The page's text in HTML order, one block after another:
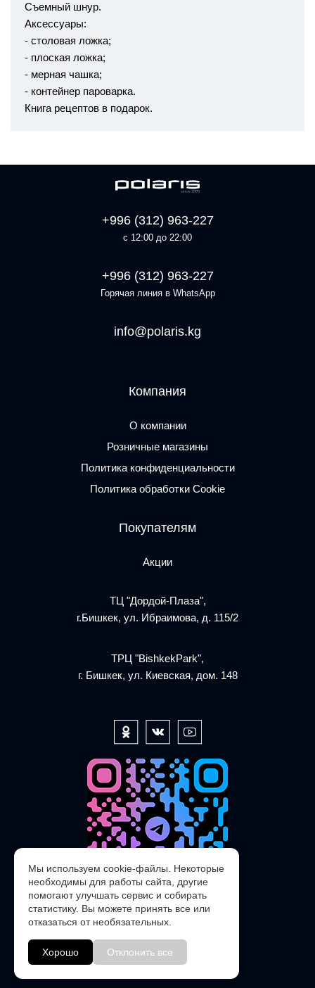
Съемный шнур.
Аксессуары:
- столовая ложка;
- плоская ложка;
- мерная чашка;
- контейнер пароварка.
Книга рецептов в подарок.
+996 (312) 963-227
с 12:00 до 22:00
+996 (312) 963-227
Горячая линия в WhatsApp
info@polaris.kg
Компания
О компании
Розничные магазины
Политика конфиденциальности
Политика обработки Cookie
Покупателям
Акции
ТЦ "Дордой-Плаза",
г.Бишкек, ул. Ибраимова, д. 115/2
ТРЦ "BishkekPark",
г. Бишкек, ул. Киевская, дом. 148
@POLARIS_SERVICE_KG_bot
Мы используем cookie-файлы. Некоторые
необходимы для работы сайта, другие
помогают улучшать сервис и собирать
статистику. Вы можете принять все или
отказаться от необязательных.
Хорошо Отклонить все